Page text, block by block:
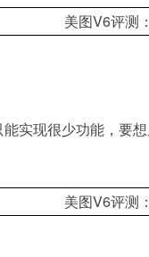
实现很少功能，要